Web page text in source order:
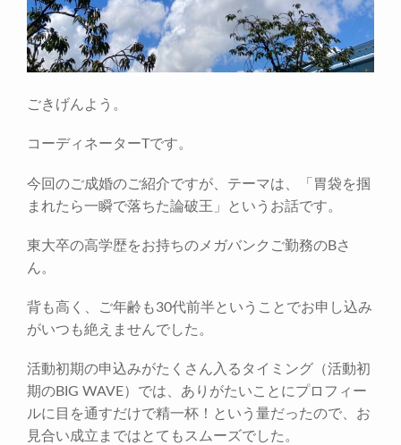
ごきげんよう。
コーディネーターTです。
今回のご成婚のご紹介ですが、テーマは、「胃袋を掴
まれたら一瞬で落ちた論破王」というお話です。
東大卒の高学歴をお持ちのメガバンクご勤務のBさ
ん。
背も高く、ご年齢も30代前半ということでお申し込み
がいつも絶えませんでした。
活動初期の申込みがたくさん入るタイミング（活動初
期のBIG WAVE）では、ありがたいことにプロフィー
ルに目を通すだけで精一杯！という量だったので、お
見合い成立まではとてもスムーズでした。